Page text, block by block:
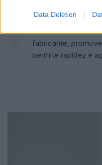
Data Deletion
Elevado stock de
fabricante,
permite rapidez e